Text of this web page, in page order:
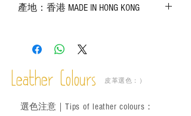
實物為準；
－ 植鞣皮革容易受環境、使用程度等產生
成後定期在皮面塗上皮革專用清潔劑及貂
鼠油等；
適合六歲以下兒童使用；六至十二歲兒童
產地：香港 MADE IN HONG KONG
Leather Colours 皮革選色：）
選色注意｜ Tips of leather colours ：